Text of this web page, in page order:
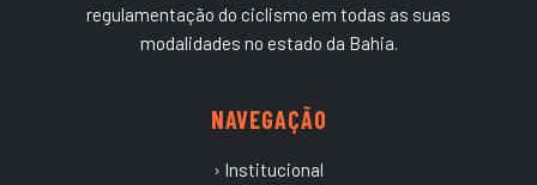
regulamentação do ciclismo em todas as suas
modalidades no estado da Bahia.
NAVEGAÇÃO
› Institucional